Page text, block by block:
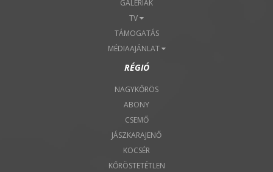
GALÉRIÁK
TV
TÁMOGATÁS
MÉDIAAJÁNLAT
RÉGIÓ
NAGYKŐRÖS
ABONY
CSEMŐ
JÁSZKARAJENŐ
KOCSÉR
KŐRÖSTETÉTLEN